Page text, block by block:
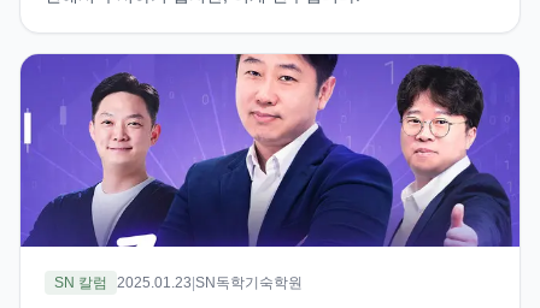
SN 칼럼 2025.01.23 SN독학기숙학원